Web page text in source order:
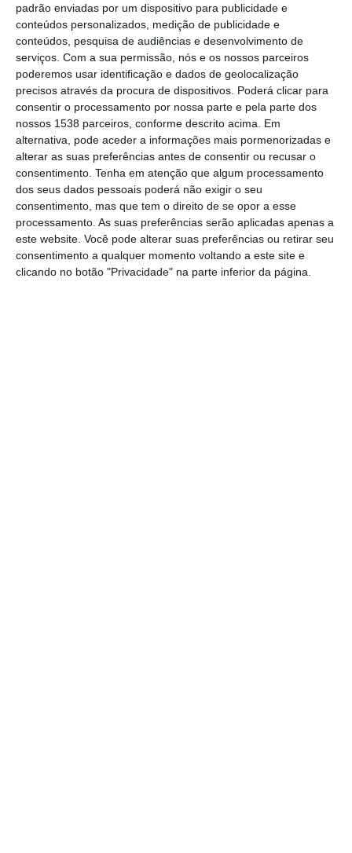
padrão enviadas por um dispositivo para publicidade e
conteúdos personalizados, medição de publicidade e
conteúdos, pesquisa de audiências e desenvolvimento de
serviços. Com a sua permissão, nós e os nossos parceiros
poderemos usar identificação e dados de geolocalização
precisos através da procura de dispositivos. Poderá clicar para
consentir o processamento por nossa parte e pela parte dos
nossos 1538 parceiros, conforme descrito acima. Em
alternativa, pode aceder a informações mais pormenorizadas e
alterar as suas preferências antes de consentir ou recusar o
consentimento. Tenha em atenção que algum processamento
dos seus dados pessoais poderá não exigir o seu
consentimento, mas que tem o direito de se opor a esse
processamento. As suas preferências serão aplicadas apenas a
este website. Você pode alterar suas preferências ou retirar seu
consentimento a qualquer momento voltando a este site e
clicando no botão "Privacidade" na parte inferior da página.
A Associação de Futebol de Santarém
apoiou seis clubes com cerca de 128 mil
euros através do programa “Crescer 2024”,
na área da Melhoria das Infraestruturas,
revelou a AFS em comunicado.
Os clubes apoiados foram a Associação
Desportiva Recreativa e Cultural Vasco da
Gama, Casa Benfica da Golegã, Clube
Associativo e Desportivo de Coruche, Clube
Atlético Ouriense, Grupo Desportivo de